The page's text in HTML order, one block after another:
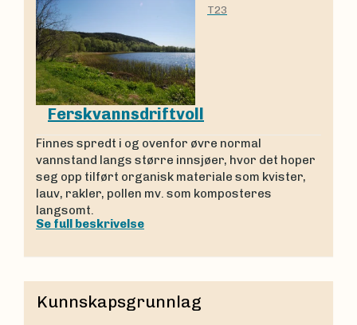
T23
Ferskvannsdriftvoll
Finnes spredt i og ovenfor øvre normal
vannstand langs større innsjøer, hvor det hoper
seg opp tilført organisk materiale som kvister,
lauv, rakler, pollen mv. som komposteres
langsomt.
Se full beskrivelse
Kunnskapsgrunnlag